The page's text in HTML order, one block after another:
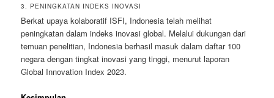
3. PENINGKATAN INDEKS INOVASI
Berkat upaya kolaboratif ISFI, Indonesia telah melihat
peningkatan dalam indeks inovasi global. Melalui dukungan dari
temuan penelitian, Indonesia berhasil masuk dalam daftar 100
negara dengan tingkat inovasi yang tinggi, menurut laporan
Global Innovation Index 2023.